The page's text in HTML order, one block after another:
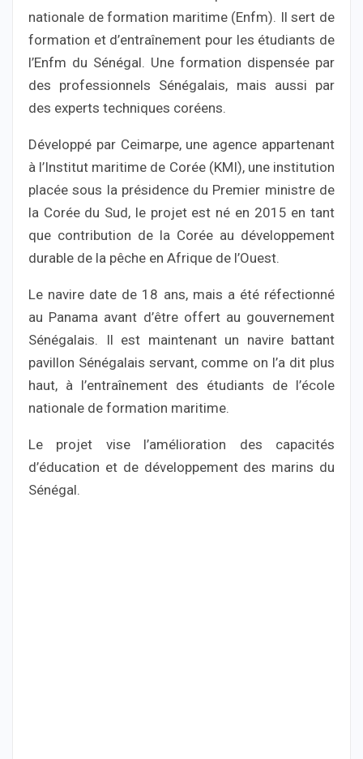
nationale de formation maritime (Enfm). Il sert de
formation et d’entraînement pour les étudiants de
l’Enfm du Sénégal. Une formation dispensée par
des professionnels Sénégalais, mais aussi par
des experts techniques coréens.
Développé par Ceimarpe, une agence appartenant
à l’Institut maritime de Corée (KMI), une institution
placée sous la présidence du Premier ministre de
la Corée du Sud, le projet est né en 2015 en tant
que contribution de la Corée au développement
durable de la pêche en Afrique de l’Ouest.
Le navire date de 18 ans, mais a été réfectionné
au Panama avant d’être offert au gouvernement
Sénégalais. Il est maintenant un navire battant
pavillon Sénégalais servant, comme on l’a dit plus
haut, à l’entraînement des étudiants de l’école
nationale de formation maritime.
Le projet vise l’amélioration des capacités
d’éducation et de développement des marins du
Sénégal.